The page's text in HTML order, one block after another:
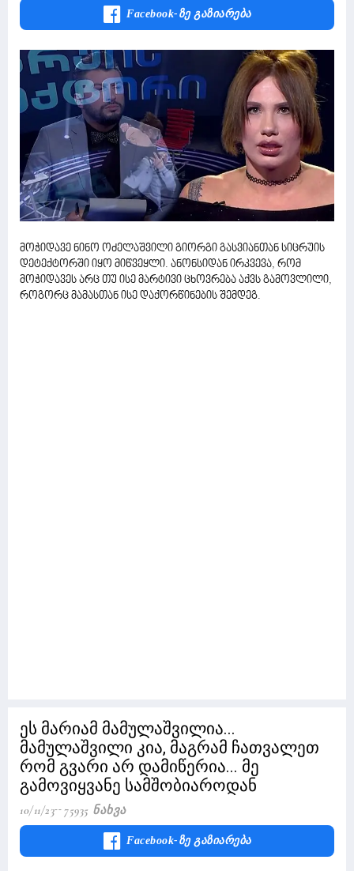
Facebook-Ზე Გაზიარება
მოჭიდავე ნინო ოძელაშვილი გიორგი გასვიანთან სიცრუის
დეტექტორში იყო მიწვეყლი. ანონსიდან ირკვევა, რომ
მოჭიდავეს არც თუ ისე მარტივი ცხოვრება აქვს გამოვლილი,
როგორც მამასთან ისე დაქორწინების შემდეგ.
ეს მარიამ მამულაშვილია...
მამულაშვილი კია, მაგრამ ჩათვალეთ
რომ გვარი არ დამიწერია... მე
გამოვიყვანე სამშობიაროდან
10/11/23 75935 Ნახვა
Facebook-Ზე Გაზიარება